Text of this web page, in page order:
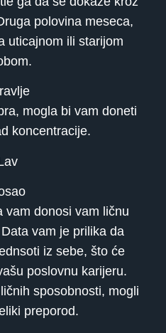
polovina meseca,
uticajnom ili starijom
mogla bi vam doneti
koncentracije.
vam donosi vam ličnu
vam je prilika da
iz sebe, što će
poslovnu karijeru.
sposobnosti, mogli
preporod.